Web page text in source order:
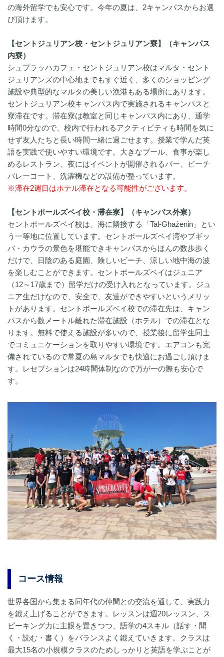
の海外留学でも安心です。今年の夏は、2キャンパスからお選
び頂けます。
【セントジュリアン校・セントジュリアン寮】（キャンパス
内寮）
シュプラッハカフェ・セントジュリアン校はマルタ・セント
ジュリアンズの中心地までもすぐ近く、多くのショッピング
施設や典型的なマルタの美しい漁港もある場所にあります。
セントジュリアン校キャンパス内で実施されるキャンパスと
寮滞在です。滞在寮は教室と同じキャンパス内にあり、通学
時間0分なので、校内で行われるアクティビティも時間を気に
せず友人たちと長い時間一緒に過ごせます。授業で学んだ英
語を実践で使いやすい環境です。大きなプール、食事が楽し
めるレストラン、夜にはイベントが開催されるバー、ビーチ
バレーコート、洗濯機などの設備が整っています。
※滞在2週目はホテル滞在となる可能性がございます。
【セントポールズベイ校・滞在寮】（キャンパス外寮）
セントポールズベイ校は、海に隣接する「Tal-Għażenin」とい
う一等地に位置しています。セントポールズベイ湾やブギッ
バ・カウラの景色を堪能できキャンパスからほんの数歩歩く
だけで、日陰のある庭園、険しいビーチ、涼しい地中海の波
を楽しむことができます。セントポールズベイはジュニア
（12～17歳まで）留学だけの受け入れとなっています。ジュ
ニア生だけなので、安全で、友達ができやすいというメリッ
トがあります。セントポールズベイ校での滞在先は、キャン
パスから数メートル離れた滞在施設（ホテル）での滞在とな
ります。無料で使える施設が多いので、授業後に留学生同士
でコミュニケーションを取りやすい環境です。エアコンも完
備されているので常夏の島マルタでも快適にお過ごし頂けま
す。レセプションは24時間体制なので万が一の際も安心で
す。
コース情報
世界各国から集まる同年代の仲間との交流を通して、実践力
を鍛え上げることができます。レッスンは週20レッスン、ス
ピーキング力に主眼を置きつつ、語学の4スキル（話す・聞
く・読む・書く）をバランスよく鍛えていきます。クラスは
最大15名の小規模クラスのためしっかりと英語を学ぶことが